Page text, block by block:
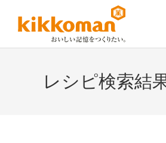
レシピ検索結